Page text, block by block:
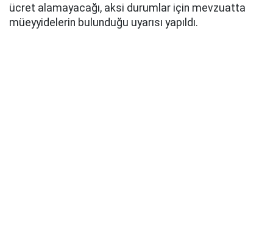
ücret alamayacağı, aksi durumlar için mevzuatta
müeyyidelerin bulunduğu uyarısı yapıldı.